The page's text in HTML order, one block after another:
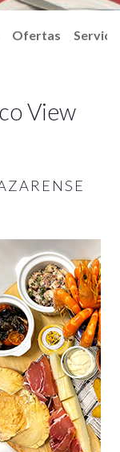
Ofertas
View